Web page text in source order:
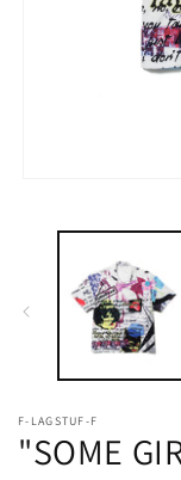
デ
開
く
F-LAGSTUF-F
"SOME